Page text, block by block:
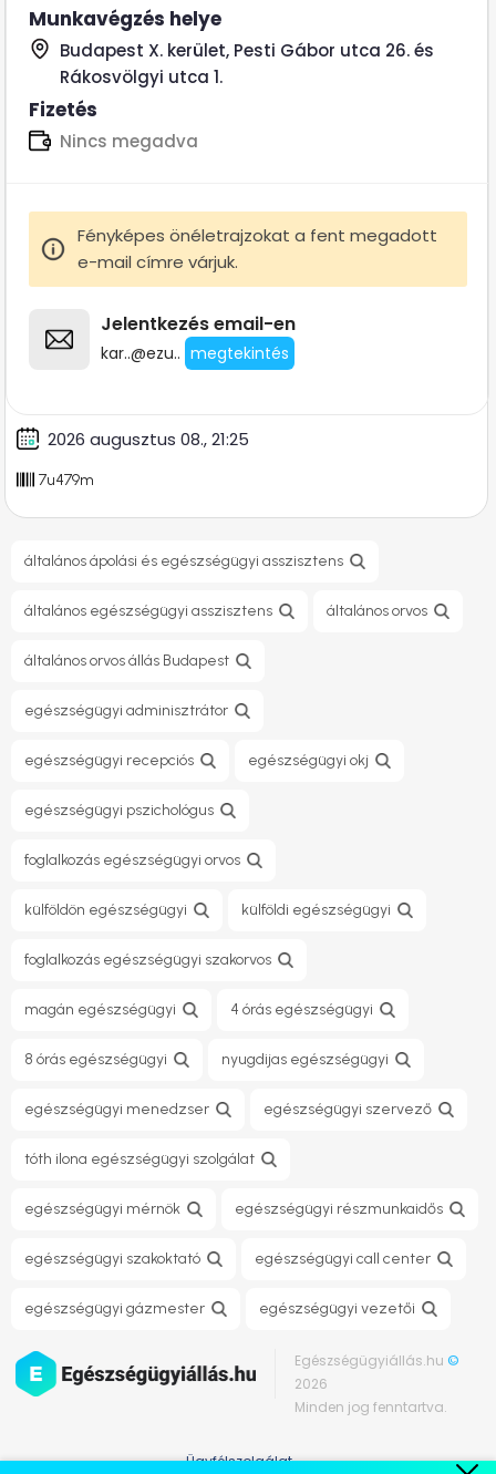
Munkavégzés helye
Budapest X. kerület, Pesti Gábor utca 26. és
Rákosvölgyi utca 1.
Fizetés
Nincs megadva
Fényképes önéletrajzokat a fent megadott
e-mail címre várjuk.
Jelentkezés email-en
kar..@ezu.. megtekintés
2026 augusztus 08., 21:25
7u479m
általános ápolási és egészségügyi asszisztens
általános egészségügyi asszisztens általános orvos
általános orvos állás Budapest
egészségügyi adminisztrátor
egészségügyi recepciós egészségügyi okj
egészségügyi pszichológus
foglalkozás egészségügyi orvos
külföldön egészségügyi külföldi egészségügyi
foglalkozás egészségügyi szakorvos
magán egészségügyi 4 órás egészségügyi
8 órás egészségügyi nyugdijas egészségügyi
egészségügyi menedzser egészségügyi szervező
tóth ilona egészségügyi szolgálat
egészségügyi mérnök egészségügyi részmunkaidős
egészségügyi szakoktató egészségügyi call center
egészségügyi gázmester egészségügyi vezetői
Egészségügyiállás.hu©
2026
Minden jog fenntartva.
Ügyfélszolgálat